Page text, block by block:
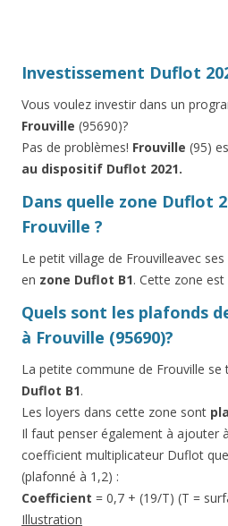
Investissement Duflot
Vous voulez investir dans un
Frouville (95690)?
Pas de problèmes! Frouville (95)
au dispositif Duflot 2021.
Dans quelle zone Duflot
Frouville ?
Le petit village de Frouvilleavec
en zone Duflot B1. Cette zone
Quels sont les plafonds
à Frouville (95690)?
La petite commune de Frouville se
Duflot B1.
Les loyers dans cette zone sont
Il faut penser également à ajouter
coefficient multiplicateur Duflot
(plafonné à 1,2) :
Coefficient = 0,7 + (19/T) (T =
Illustration